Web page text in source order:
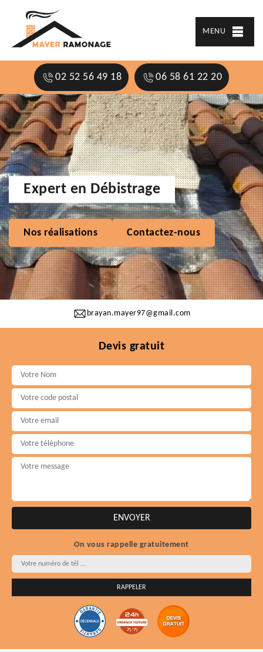
MENU
02 52 56 49 18 06 58 61 22 20
brayan.mayer97@gmail.com
Expert en Débistrage
Nos réalisations Contactez-nous
Devis gratuit
On vous rappelle gratuitement